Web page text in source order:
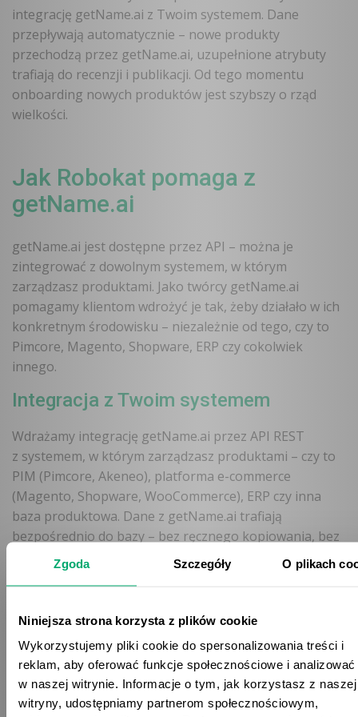
Zgoda Szczegóły O plikach
Niniejsza strona korzysta z plików cookie
Wykorzystujemy pliki cookie do spersonalizowania treści i
reklam, aby oferować funkcje społecznościowe i
w naszej witrynie. Informacje o tym, jak korzystasz z naszej
witryny, udostępniamy partnerom społecznościowym,
integrację getName.ai z Twoim systemem. Dane
przepływają automatycznie – nowe produkty
przechodzą przez getName.ai, uzupełnione atrybuty
trafiają do recenzji i publikacji. Od tego momentu
onboarding nowych produktów jest szybszy o rząd
wielkości.
Jak Robokat pomaga z
getName.ai
getName.ai jest dostępne przez API – można je
zintegrować z dowolnym systemem, w którym
zarządzasz produktami. Jako twórcy getName.ai
pomagamy klientom wdrożyć je tak, żeby działało w ich
konkretnym środowisku – niezależnie od tego, czy to
Pimcore, Magento, Shopware, ERP czy cokolwiek
innego.
Integracja z Twoim systemem
Wdrażamy integrację getName.ai przez API REST
z systemem, w którym zarządzasz produktami – czy to
PIM (Pimcore, Akeneo), platforma e-commerce
(Magento, Shopware, WooCommerce), ERP czy inna
baza produktowa. Dane z getName.ai trafiają
bezpośrednio do bazy – bez ręcznego kopiowania, bez
pośrednich Exceli.
Konfiguracja pod specyfikę
asortymentu
Różne branże, różne wyzwania. Pomagamy dobrać
odpowiedni tryb pracy getName.ai – od wskazywania
grupy produktowej ręcznie (gdy klient zna swój
asortyment) po pełne automatyczne rozpoznawanie.